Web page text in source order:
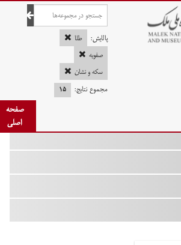
صفحه اصلی
پالایش:
طلا
صفویه
سکه و نشان
مجموع نتایج:
۱۵
صفحه
اصلی